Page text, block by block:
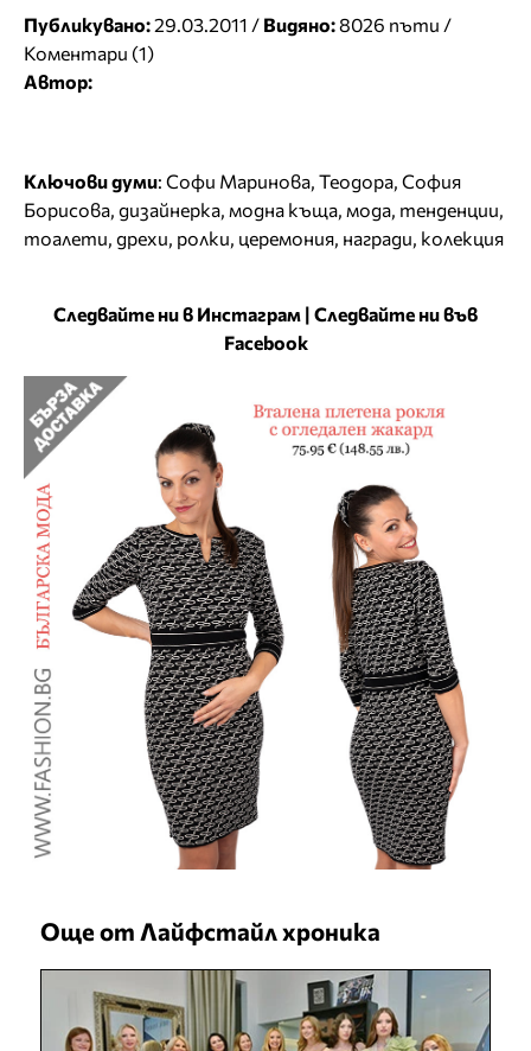
Публикувано:29.03.2011 / Видяно:8026 пъти /
Коментари (1)
Автор:
Ключови думи: Софи Маринова Теодора София
Борисова дизайнерка модна къща мода тенденции
тоалети дрехи ролки церемония награди колекция
Следвайте ни в Инстаграм | Следвайте ни във
Facebook
Още от Лайфстайл хроника